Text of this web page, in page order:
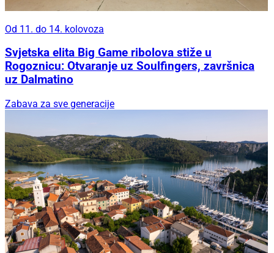
Od 11. do 14. kolovoza
Svjetska elita Big Game ribolova stiže u
Rogoznicu: Otvaranje uz Soulfingers, završnica
uz Dalmatino
Zabava za sve generacije